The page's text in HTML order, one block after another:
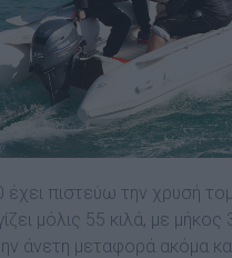
έχει πιστεύω την χρυσή
µόλις 55 κιλά, µε
άνετη µεταφορά ακόµα